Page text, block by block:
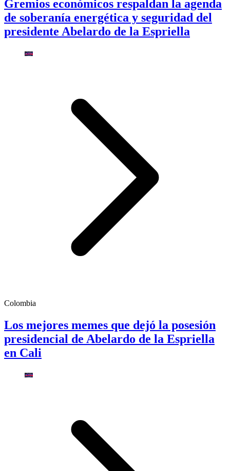
Gremios económicos respaldan la agenda
de soberanía energética y seguridad del
presidente Abelardo de la Espriella
Colombia
Los mejores memes que dejó la posesión
presidencial de Abelardo de la Espriella
en Cali